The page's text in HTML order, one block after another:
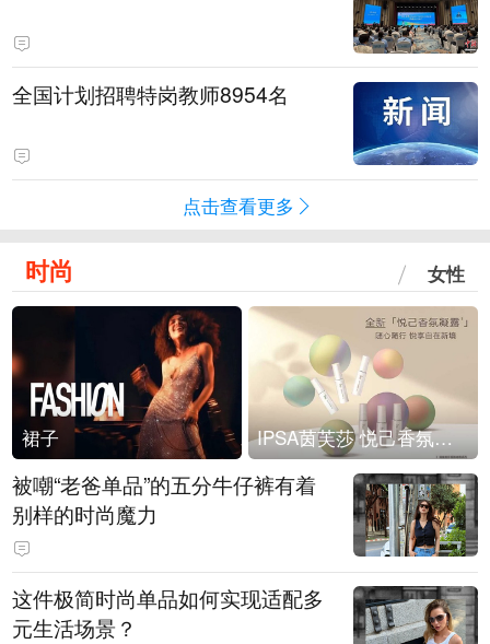
全国计划招聘特岗教师8954名
点击查看更多
时尚 女性
裙子 IPSA茵芙莎 悦己香氛凝露上市
被嘲“老爸单品”的五分牛仔裤有着
别样的时尚魔力
这件极简时尚单品如何实现适配多
元生活场景？